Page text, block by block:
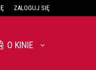
ZALOGUJ SIĘ
O KINIE